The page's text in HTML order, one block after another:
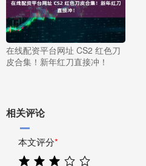
在线配资平台网址 CS2 红色刀
皮合集！新年红刀直接冲！
相关评论
本文评分*